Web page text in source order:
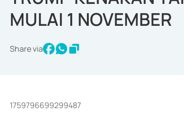
MULAI 1 NOVEMBER
Share via
1759796699299487